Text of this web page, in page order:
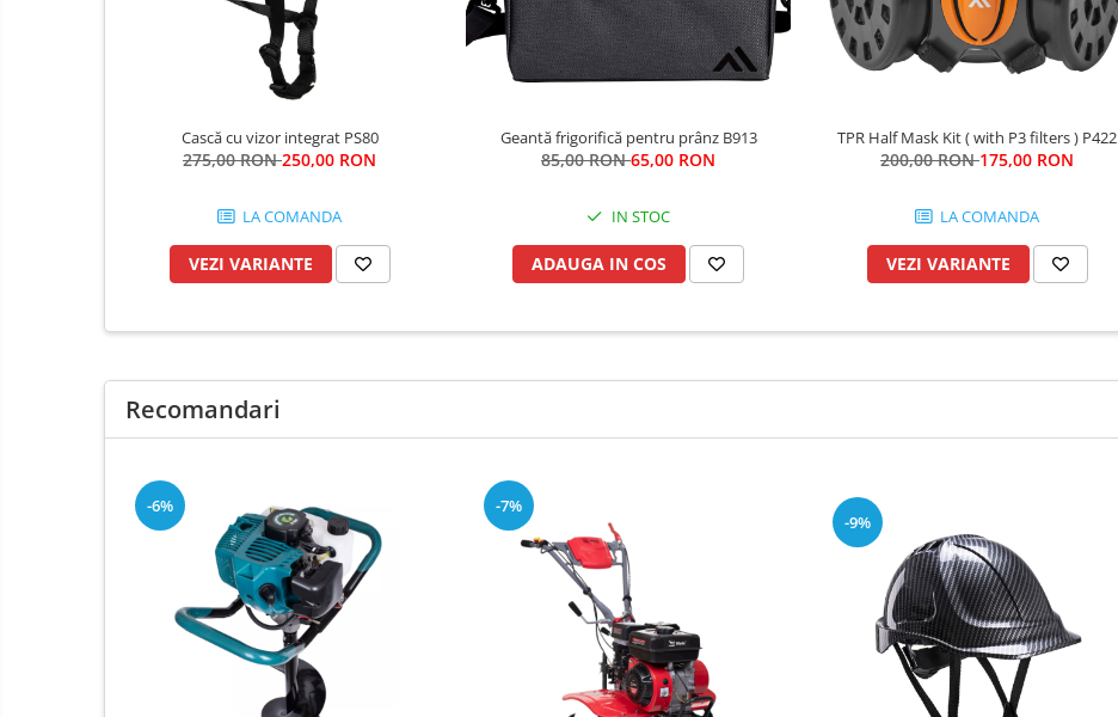
Accesorii pentru slefuire
Discuri pentru debitare
Fierastraie si circulare electrice
Masini de gaurit si insurubat
Masini de slefuit si rindeluit
Masini multifunctionale
Scule electrice de banc
Suflante aer cald si aspiratoare
Cască cu vizor integrat PS80
275,00 RON250,00 RON
LA COMANDA
VEZI VARIANTE
Geantă frigorifică pentru prânz B913
85,00 RON65,00 RON
IN STOC
ADAUGA IN COS
TPR Half Mask Kit ( with P3 filters ) P422
200,00 RON175,00 RON
LA COMANDA
VEZI VARIANTE
Recomandari
-6% -7%
-9%